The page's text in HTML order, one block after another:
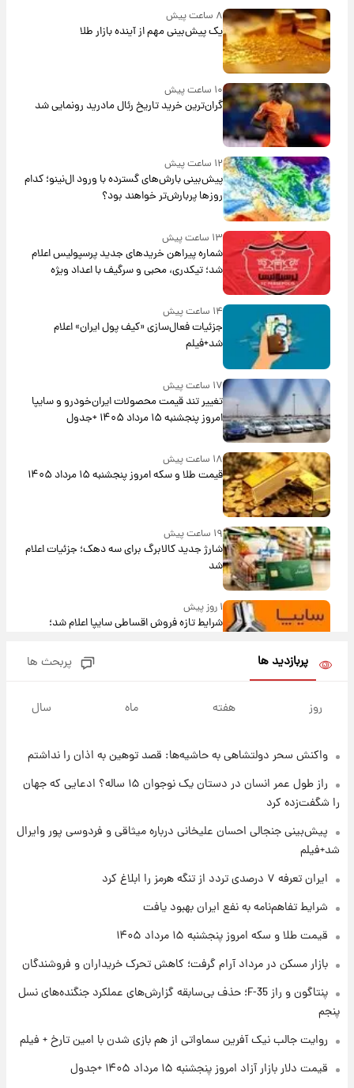
۸ ساعت پیش
یک پیش‌بینی مهم از آینده بازار طلا
۱۰ ساعت پیش
گران‌ترین خرید تاریخ رئال مادرید رونمایی شد
۱۲ ساعت پیش
پیش‌بینی بارش‌های گسترده با ورود ال‌نینو؛ کدام
روزها پربارش‌تر خواهند بود؟
۱۳ ساعت پیش
شماره پیراهن خریدهای جدید پرسپولیس اعلام
شد؛ تیکدری، محبی و سرگیف با اعداد ویژه
۱۴ ساعت پیش
جزئیات فعال‌سازی «کیف پول ایران» اعلام
شد+فیلم
۱۷ ساعت پیش
تغییر تند قیمت محصولات ایران‌خودرو و سایپا
امروز پنجشنبه ۱۵ مرداد ۱۴۰۵ +جدول
۱۸ ساعت پیش
قیمت طلا و سکه امروز پنجشنبه ۱۵ مرداد ۱۴۰۵
۱۹ ساعت پیش
شارژ جدید کالابرگ برای سه دهک؛ جزئیات اعلام
شد
۱ روز پیش
شرایط تازه فروش اقساطی سایپا اعلام شد؛
قیمت سکه و طلا فردا
۱ روز پیش
۱ روز پیش
ارزش سهام عدالت برای امروز چهارشنبه ۱۴ مرداد
آغاز طرح جدید فروش مشارکت در تولید سایپا؛
پربازدید ها پربحث ها
روز هفته ماه سال
واکنش سحر دولتشاهی به حاشیه‌ها: قصد توهین به اذان را نداشتم
راز طول عمر انسان در دستان یک نوجوان ۱۵ ساله؟ ادعایی که جهان
را شگفت‌زده کرد
پیش‌بینی جنجالی احسان علیخانی درباره میثاقی و فردوسی پور وایرال
شد+فیلم
ایران تعرفه ۷ درصدی تردد از تنگه هرمز را ابلاغ کرد
شرایط تفاهم‌نامه به نفع ایران بهبود یافت
قیمت طلا و سکه امروز پنجشنبه ۱۵ مرداد ۱۴۰۵
بازار مسکن در مرداد آرام گرفت؛ کاهش تحرک خریداران و فروشندگان
پنتاگون و راز F-35؛ حذف بی‌سابقه گزارش‌های عملکرد جنگنده‌های نسل
پنجم
روایت جالب نیک آفرین سماواتی از هم بازی شدن با امین تارخ + فیلم
قیمت دلار بازار آزاد امروز پنجشنبه ۱۵ مرداد ۱۴۰۵ +جدول